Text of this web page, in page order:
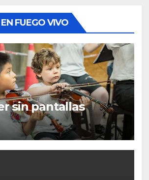
FUEGO VIVO
sin pantallas